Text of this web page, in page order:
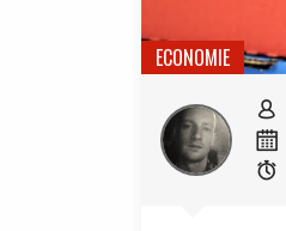
ECONOMIE


